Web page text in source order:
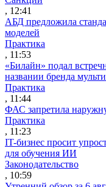
, 12:41
АБД предложила
моделей
Практика
, 11:53
«Билайн» подал
названии бренда
Практика
, 11:44
ФАС запретила
Практика
, 11:23
IT-бизнес просит
для обучения ИИ
Законодательство
, 10:59